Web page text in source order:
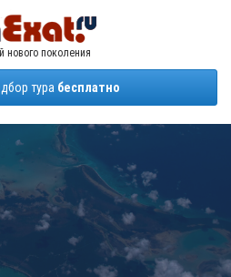
нового поколения
тура бесплатно